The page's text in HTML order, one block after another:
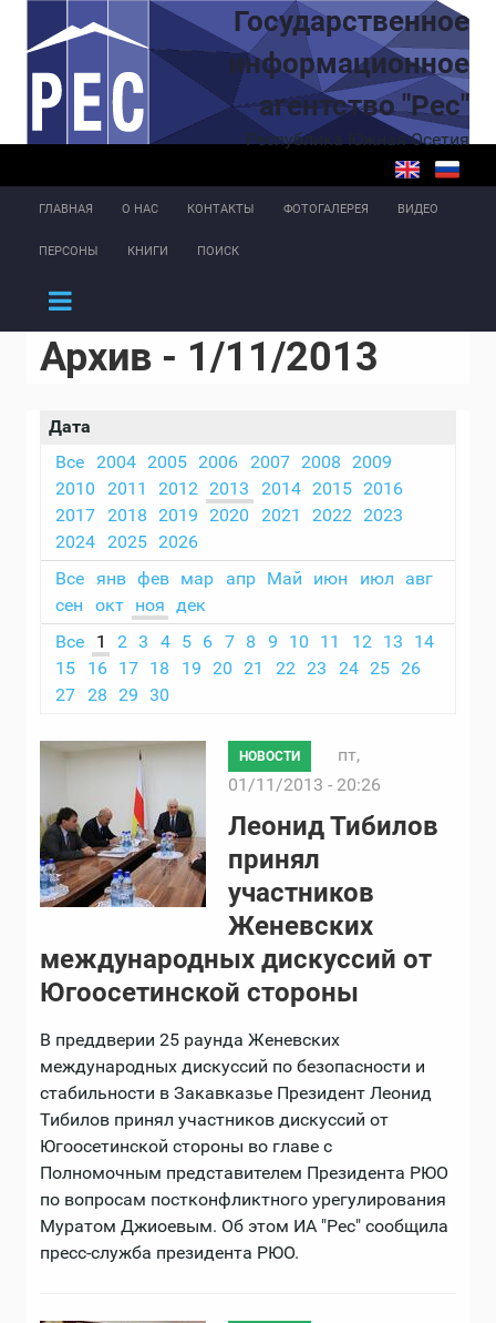
Перейти к основному содержаниюГосударственное
информационное
агентство "Рес"
Республика Южная Осетия
ГЛАВНАЯ О НАС КОНТАКТЫ ФОТОГАЛЕРЕЯ ВИДЕО
ПЕРСОНЫ КНИГИ ПОИСК
Архив - 1/11/2013
Дата
Все
2004 2005 2006 2007 2008
2009
2010
2011 2012 2013 2014 2015 2016
2017
2018 2019 2020 2021 2022 2023
2024
2025
2026
Все янв фев мар апр Май июн июл
авг
сен
окт ноя дек
Все
1 2 3 4 5 6 7 8 9 10 11 12 13
14
15
16 17 18 19 20 21 22 23 24 25 26
27
28 29 30
НОВОСТИ
пт,
01/11/2013 - 20:26
Леонид Тибилов
принял
участников
Женевских
международных дискуссий от
Югоосетинской стороны
В преддверии 25 раунда Женевских
международных дискуссий по безопасности и
стабильности в Закавказье Президент Леонид
Тибилов принял участников дискуссий от
Югоосетинской стороны во главе с
Полномочным представителем Президента РЮО
по вопросам постконфликтного урегулирования
Муратом Джиоевым. Об этом ИА "Рес" сообщила
пресс-служба президента РЮО.